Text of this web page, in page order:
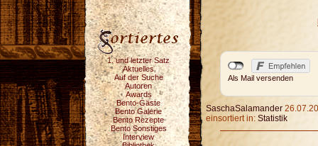
1. und letzter Satz
Aktuelles
Auf der Suche
Autoren
Awards
Bento-Gäste
Bento Galerie
Bento Rezepte
Bento Sonstiges
Interview
Als Mail versenden
SaschaSalamander
einsortiert in: Statistik